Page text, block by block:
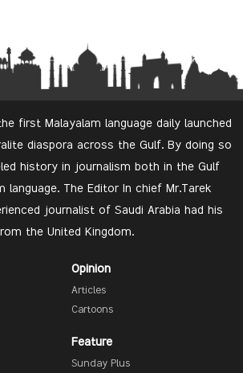
first Malayalam language daily launched
diaspora across the Gulf. By doing so
history in journalism both in the Gulf
language. The Editor In chief Mr.Tarek
journalist of Saudi Arabia had his
the United Kingdom.
Opinion
Articles
Cartoons
Feature
Sunday Plus